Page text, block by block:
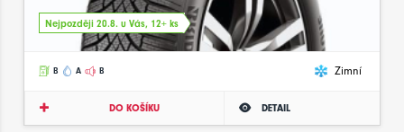
Nejpozději 20.8. u Vás, 12+ ks
B A B Zimní
DO KOŠÍKU DETAIL